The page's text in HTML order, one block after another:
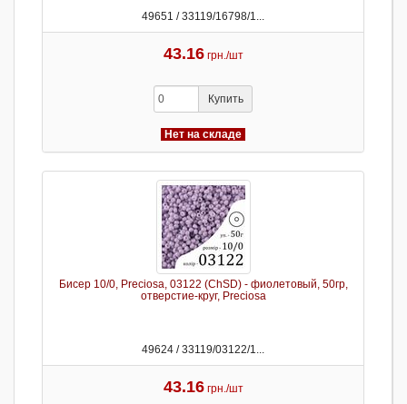
49651 / 33119/16798/1...
43.16 грн./шт
Купить
Нет на складе
Бисер 10/0, Preciosa, 03122 (ChSD) - фиолетовый, 50гр,
отверстие-круг, Preciosa
49624 / 33119/03122/1...
43.16 грн./шт